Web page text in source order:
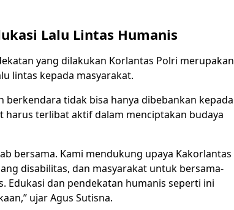
Lalu Lintas Humanis
yang dilakukan Korlantas Polri merupakan
lintas kepada masyarakat.
tidak bisa hanya dibebankan kepada
harus terlibat aktif dalam menciptakan budaya
bersama. Kami mendukung upaya Kakorlantas
disabilitas, dan masyarakat untuk bersama-
Edukasi dan pendekatan humanis seperti ini
ujar Agus Sutisna.